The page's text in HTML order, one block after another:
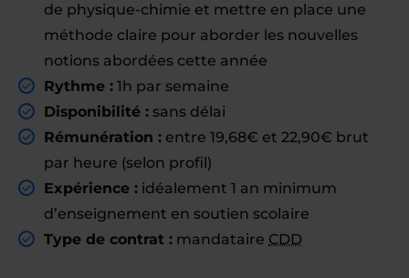
de physique-chimie et mettre en place une
méthode claire pour aborder les nouvelles
notions abordées cette année
Rythme : 1h par semaine
Disponibilité : sans délai
Rémunération : entre 19,68€ et 22,90€ brut
par heure (selon profil)
Expérience : idéalement 1 an minimum
d’enseignement en soutien scolaire
Type de contrat : mandataire CDD